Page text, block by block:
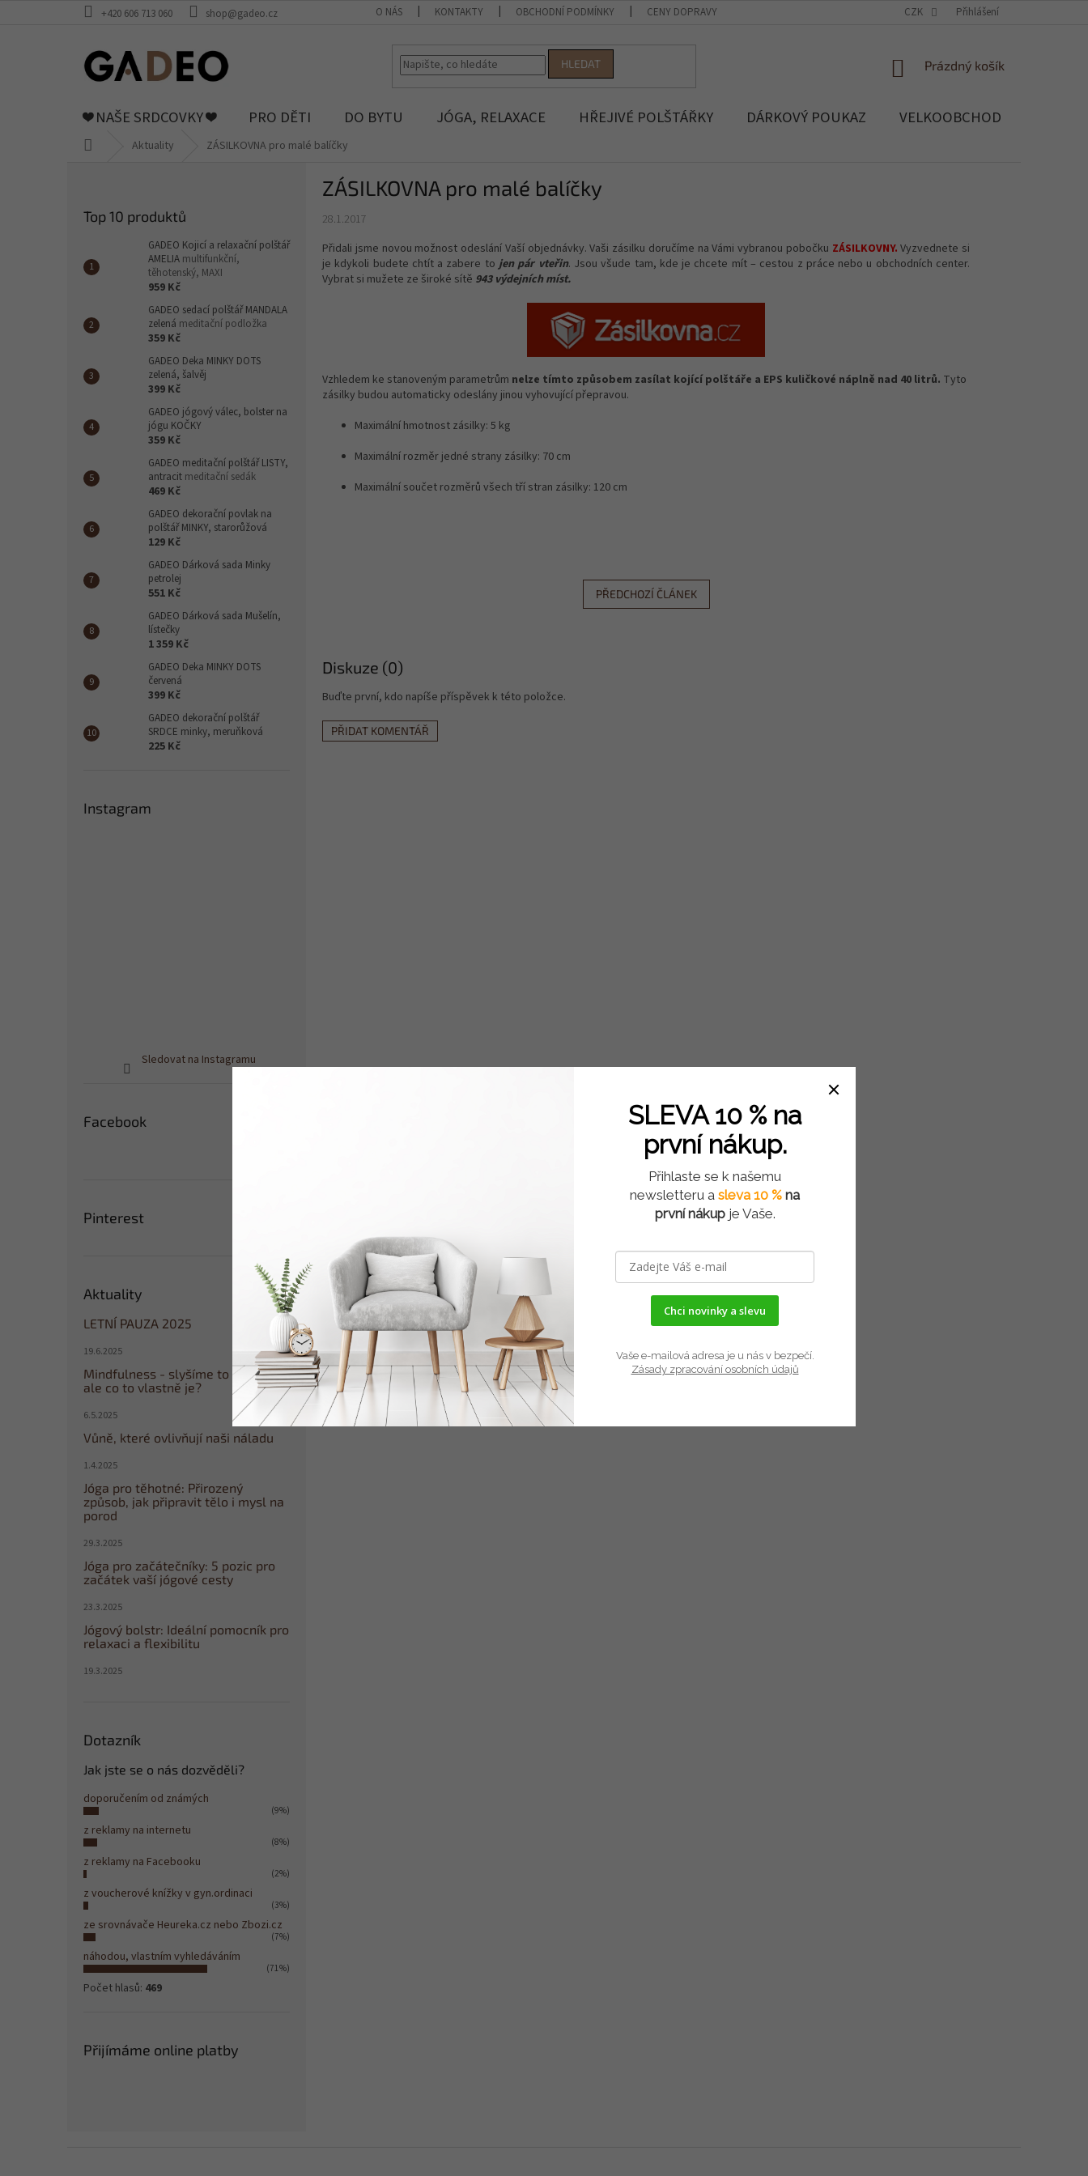
+420 606 713 060 shop@gadeo.cz O NÁS KONTAKTY OBCHODNÍ PODMÍNKY CENY DOPRAVY SOUBORY COOKIES
CZK Přihlášení
HLEDAT
NÁKUPNÍ
Prázdný košík
❤️ NAŠE SRDCOVKY ❤️ PRO DĚTI DO BYTU JÓGA, RELAXACE HŘEJIVÉ POLŠTÁŘKY DÁRKOVÝ POUKAZ VELKOOBCHOD
Aktuality ZÁSILKOVNA pro malé balíčky
Top 10 produktů
GADEO Kojicí a relaxační polštář
AMELIA multifunkční,
těhotenský, MAXI
959 Kč
GADEO sedací polštář MANDALA
zelená meditační podložka
359 Kč
GADEO Deka MINKY DOTS
zelená, šalvěj
399 Kč
GADEO jógový válec, bolster na
jógu KOČKY
359 Kč
GADEO meditační polštář LISTY,
antracit meditační sedák
469 Kč
GADEO dekorační povlak na
polštář MINKY, starorůžová
129 Kč
GADEO Dárková sada Minky
petrolej
551 Kč
GADEO Dárková sada Mušelín,
lístečky
1 359 Kč
GADEO Deka MINKY DOTS
červená
399 Kč
GADEO dekorační polštář
SRDCE minky, meruňková
225 Kč
Instagram
Sledovat na Instagramu
Facebook
Pinterest
Aktuality
LETNÍ PAUZA 2025
19.6.2025
Mindfulness - slyšíme to všude,
ale co to vlastně je?
6.5.2025
Vůně, které ovlivňují naši náladu
1.4.2025
Jóga pro těhotné: Přirozený
způsob, jak připravit tělo i mysl na
porod
29.3.2025
Jóga pro začátečníky: 5 pozic pro
začátek vaší jógové cesty
23.3.2025
Jógový bolstr: Ideální pomocník pro
relaxaci a flexibilitu
19.3.2025
Dotazník
Jak jste se o nás dozvěděli?
doporučením od známých
(9%)
z reklamy na internetu
(8%)
z reklamy na Facebooku
(2%)
z voucherové knížky v gyn.ordinaci
(3%)
ze srovnávače Heureka.cz nebo Zbozi.cz
(7%)
náhodou, vlastním vyhledáváním
(71%)
Počet hlasů: 469
Přijímáme online platby
ZÁSILKOVNA pro malé balíčky
28.1.2017
Přidali jsme novou možnost odeslání Vaší objednávky. Vaši zásilku doručíme na Vámi vybranou pobočku ZÁSILKOVNY. Vyzvednete si
je kdykoli budete chtít a zabere to jen pár vteřin. Jsou všude tam, kde je chcete mít – cestou z práce nebo u obchodních center.
Vybrat si mužete ze široké sítě 943 výdejních míst.
Vzhledem ke stanoveným parametrům nelze tímto způsobem zasílat kojící polštáře a EPS kuličkové náplně nad 40 litrů. Tyto
zásilky budou automaticky odeslány jinou vyhovující přepravou.
Maximální hmotnost zásilky: 5 kg
Maximální rozměr jedné strany zásilky: 70 cm
Maximální součet rozměrů všech tří stran zásilky: 120 cm
PŘEDCHOZÍ ČLÁNEK
Diskuze (0)
Buďte první, kdo napíše příspěvek k této položce.
PŘIDAT KOMENTÁŘ
SLEVA 10 % na
první nákup.
Přihlaste se k našemu
newsletteru a sleva 10 % na
první nákupje Vaše.
Chci novinky a slevu
Vaše e-mailová adresa je u nás v bezpečí.
Zásady zpracování osobních údajů